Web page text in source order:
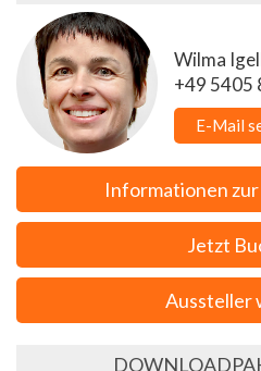
Wilma
+49 5405
E-Mail
Informationen
Jetzt
Aussteller